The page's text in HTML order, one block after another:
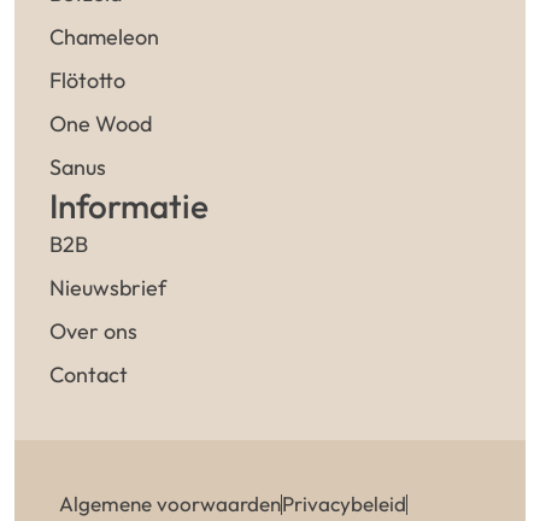
Chameleon
Flötotto
One Wood
Sanus
Informatie
B2B
Nieuwsbrief
Over ons
Contact
Algemene voorwaardenPrivacybeleid